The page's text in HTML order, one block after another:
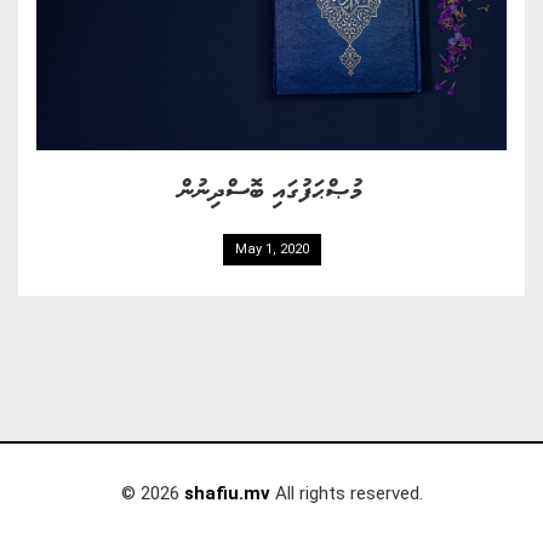
މުޞްޙަފުގައި ބޮސްދިނުން
May 1, 2020
© 2026 shafiu.mvAll rights reserved.